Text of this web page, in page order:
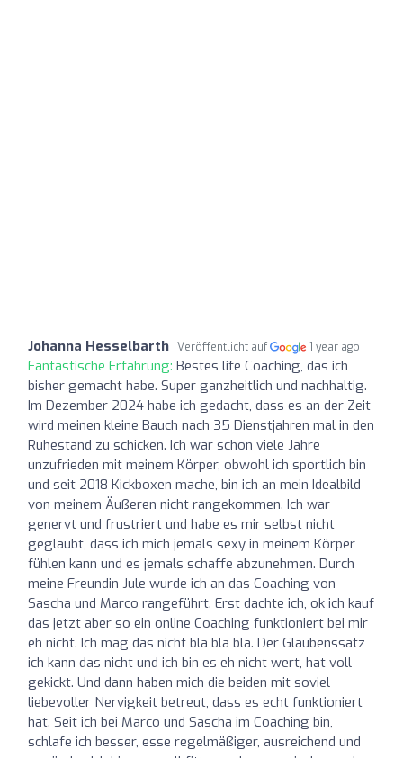
Johanna Hesselbarth Veröffentlicht auf 1 year ago
Fantastische Erfahrung: Bestes life Coaching, das ich
bisher gemacht habe. Super ganzheitlich und nachhaltig.
Im Dezember 2024 habe ich gedacht, dass es an der Zeit
wird meinen kleine Bauch nach 35 Dienstjahren mal in den
Ruhestand zu schicken. Ich war schon viele Jahre
unzufrieden mit meinem Körper, obwohl ich sportlich bin
und seit 2018 Kickboxen mache, bin ich an mein Idealbild
von meinem Äußeren nicht rangekommen. Ich war
genervt und frustriert und habe es mir selbst nicht
geglaubt, dass ich mich jemals sexy in meinem Körper
fühlen kann und es jemals schaffe abzunehmen. Durch
meine Freundin Jule wurde ich an das Coaching von
Sascha und Marco rangeführt. Erst dachte ich, ok ich kauf
das jetzt aber so ein online Coaching funktioniert bei mir
eh nicht. Ich mag das nicht bla bla bla. Der Glaubenssatz
ich kann das nicht und ich bin es eh nicht wert, hat voll
gekickt. Und dann haben mich die beiden mit soviel
liebevoller Nervigkeit betreut, dass es echt funktioniert
hat. Seit ich bei Marco und Sascha im Coaching bin,
schlafe ich besser, esse regelmäßiger, ausreichend und